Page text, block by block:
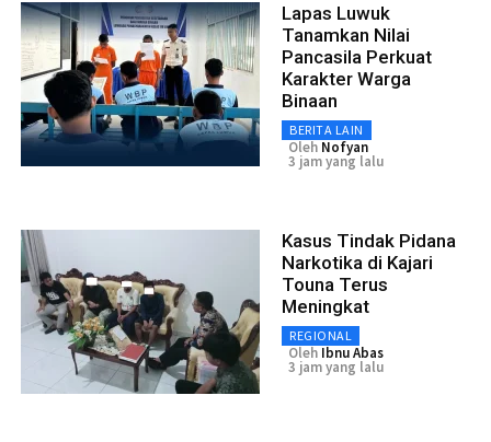
Lapas Luwuk
Tanamkan Nilai
Pancasila Perkuat
Karakter Warga
Binaan
BERITA LAIN
Oleh Nofyan
3 jam yang lalu
Kasus Tindak Pidana
Narkotika di Kajari
Touna Terus
Meningkat
REGIONAL
Oleh Ibnu Abas
3 jam yang lalu